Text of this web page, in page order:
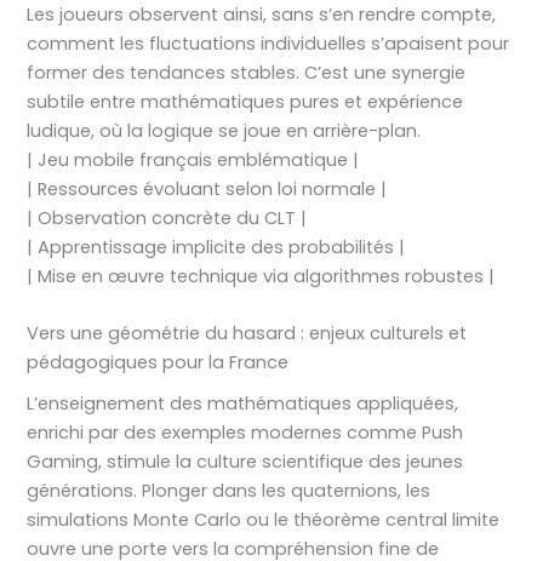
Les joueurs observent ainsi, sans s’en rendre compte,
comment les fluctuations individuelles s’apaisent pour
former des tendances stables. C’est une synergie
subtile entre mathématiques pures et expérience
ludique, où la logique se joue en arrière-plan.
| Jeu mobile français emblématique |
| Ressources évoluant selon loi normale |
| Observation concrète du CLT |
| Apprentissage implicite des probabilités |
| Mise en œuvre technique via algorithmes robustes |
Vers une géométrie du hasard : enjeux culturels et
pédagogiques pour la France
L’enseignement des mathématiques appliquées,
enrichi par des exemples modernes comme Push
Gaming, stimule la culture scientifique des jeunes
générations. Plonger dans les quaternions, les
simulations Monte Carlo ou le théorème central limite
ouvre une porte vers la compréhension fine de